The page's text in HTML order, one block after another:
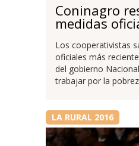
Coninagro
medidas
Los cooperativistas
oficiales más
del gobierno
trabajar por la
LA RURAL 2016